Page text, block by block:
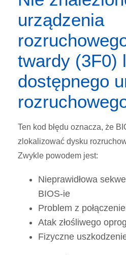
urządzenia
twardy (3F0)
dostępnego
Ten kod błędu oznacza, że
zlokalizować dysku
Zwykle powodem jest:
Nieprawidłowa
BIOS-ie
Problem z
Atak złośliwego
Fizyczne